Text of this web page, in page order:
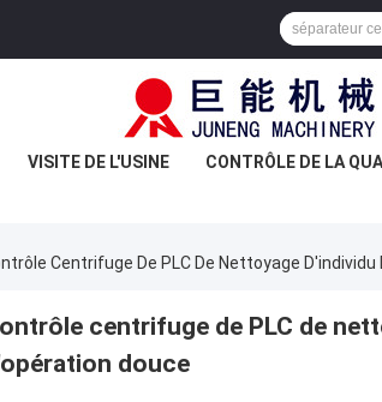
VISITE DE L'USINE CONTRÔLE DE LA
Centrifuge De PLC De Nettoyage
centrifuge de PLC de
douce